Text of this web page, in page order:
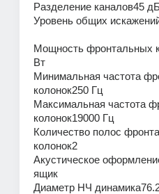
Разделение каналов45
Уровень общих
Мощность фронтальных
Вт
Минимальная частота
колонок250 Гц
Максимальная частота
колонок19000 Гц
Количество полос
колонок2
Акустическое
ящик
Диаметр НЧ